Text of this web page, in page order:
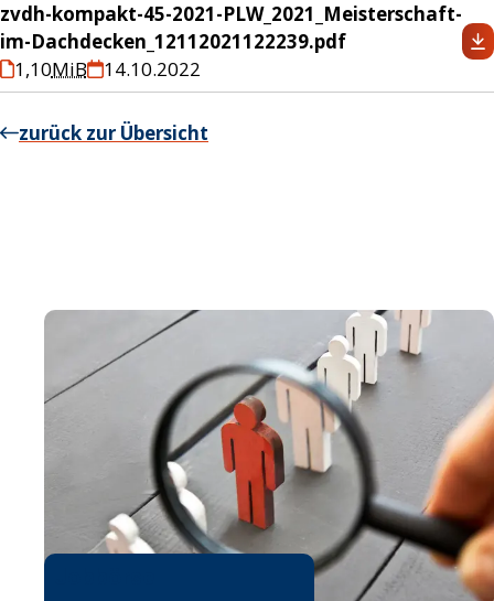
zvdh-kompakt-45-2021-PLW_2021_Meisterschaft-
im-Dachdecken_12112021122239.pdf
1,10MiB 14.10.2022
zurück zur Übersicht